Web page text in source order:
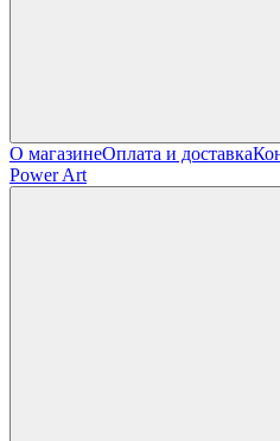
О магазинеОплата и доставка
Power Art